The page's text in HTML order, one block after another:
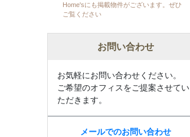
Home'sにも掲載物件がございます。ぜひ
ご覧ください
お問い合わせ
お気軽にお問い合わせください。
ご希望のオフィスをご提案させてい
ただきます。
メールでのお問い合わせ